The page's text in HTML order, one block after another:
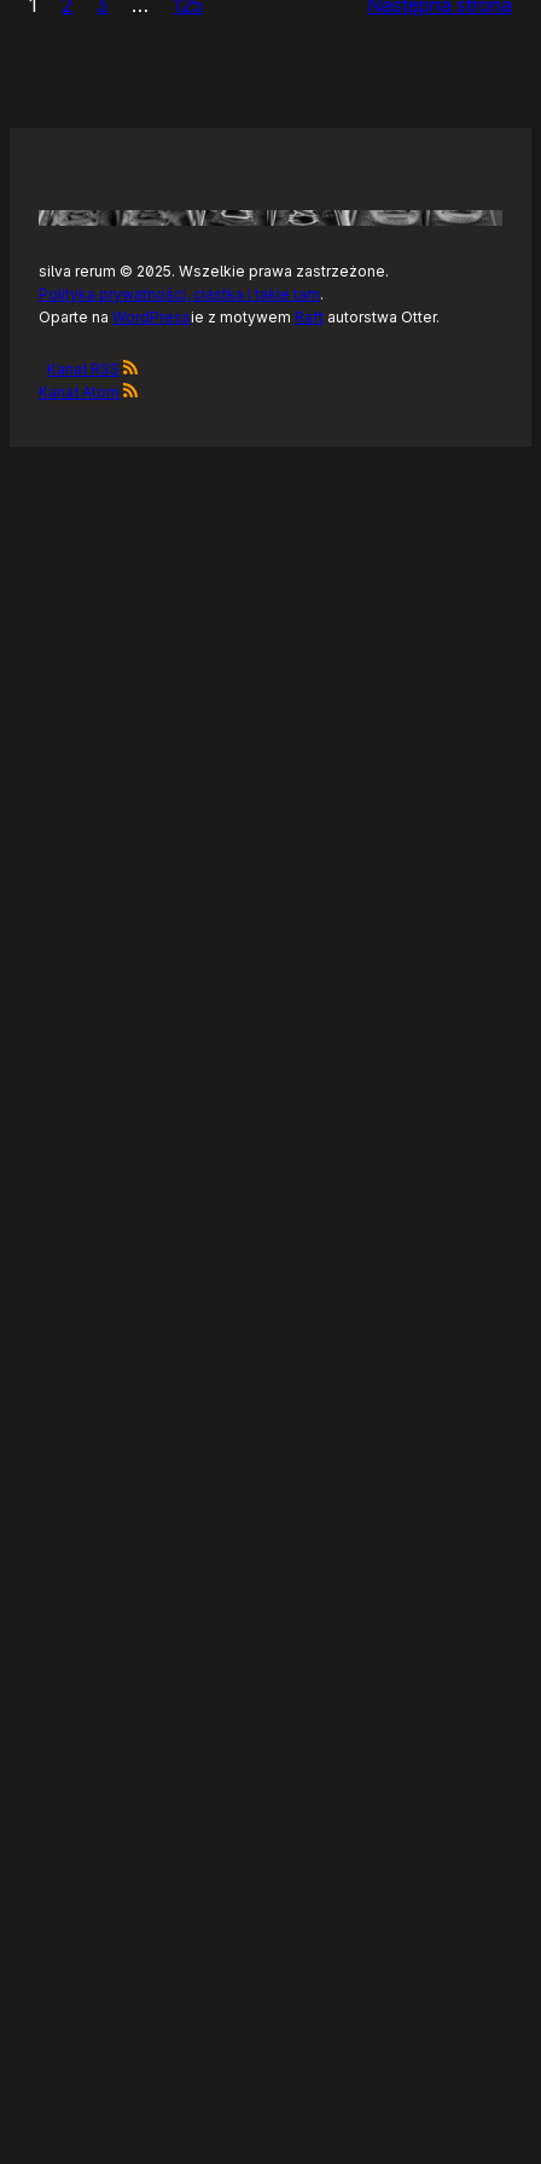
–
Linuksa
silva rerum © 2025. Wszelkie prawa zastrzeżone.
Polityka prywatności, ciastka i takie tam.
Oparte na WordPressie z motywem Raft autorstwa Otter.
Kanał RSS
Kanał Atom